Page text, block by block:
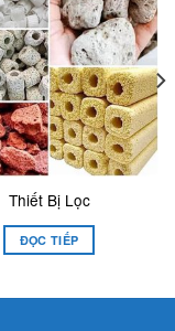
Thiết Bị Lọc
ĐỌC TIẾP